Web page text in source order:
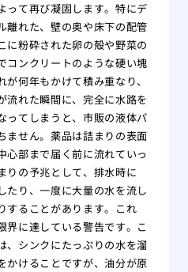
って再び凝固します。特にデ
離れた、壁の奥や床下の配管
に粉砕された卵の殻や野菜の
コンクリートのような硬い塊
何年もかけて積み重なり、
流れた瞬間に、完全に水路を
ってしまうと、市販の液体パ
ません。薬品は詰まりの表面
心部まで届く前に流れていっ
りの予兆として、排水時に
たり、一度に大量の水を流し
することがあります。これ
界に達している警告です。こ
、シンクにたっぷりの水を溜
かけることですが、油分が原